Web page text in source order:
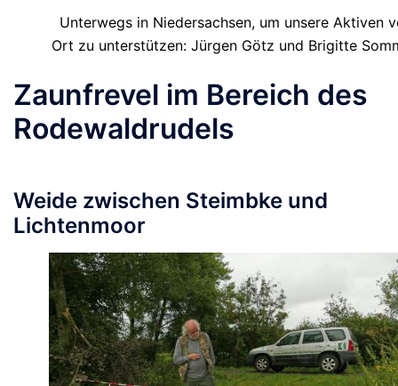
Unterwegs in Niedersachsen, um unsere Aktiven
Ort zu unterstützen: Jürgen Götz und Brigitte
Zaunfrevel im Bereich des
Rodewaldrudels
Weide zwischen Steimbke und
Lichtenmoor